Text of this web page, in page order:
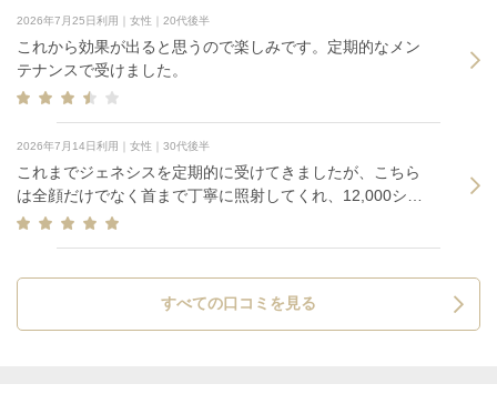
2026年7月25日利用｜女性｜20代後半
これから効果が出ると思うので楽しみです。定期的なメン
テナンスで受けました。
2026年7月14日利用｜女性｜30代後半
これまでジェネシスを定期的に受けてきましたが、こちら
は全顔だけでなく首まで丁寧に照射してくれ、12,000ショ
ットとボリュームも十分で非常に満足度が高かったです。
すべての口コミを見る